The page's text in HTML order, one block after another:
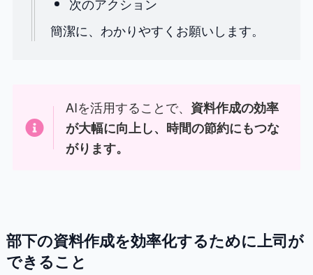
簡潔に、わかりやすくお願いします。
AIを活用することで、 資料作成の効率
が大幅に向上し、時間の節約にもつな
がります。
部下の資料作成を効率化するために上司が
できること